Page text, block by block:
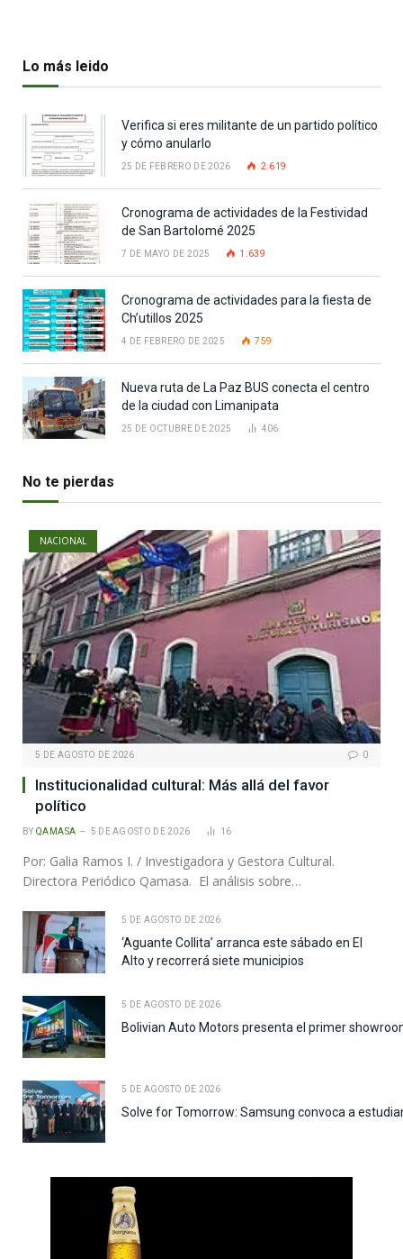
Lo más leido
Verifica si eres militante de un partido político
y cómo anularlo
25 DE FEBRERO DE 2026 2.619
Cronograma de actividades de la Festividad
de San Bartolomé 2025
7 DE MAYO DE 2025 1.639
Cronograma de actividades para la fiesta de
Ch’utillos 2025
4 DE FEBRERO DE 2025 759
Nueva ruta de La Paz BUS conecta el centro
de la ciudad con Limanipata
25 DE OCTUBRE DE 2025 406
No te pierdas
NACIONAL
5 DE AGOSTO DE 2026 0
Institucionalidad cultural: Más allá del favor
político
BY QAMASA 5 DE AGOSTO DE 2026 16
Por: Galia Ramos I. / Investigadora y Gestora Cultural.
Directora Periódico Qamasa. El análisis sobre…
5 DE AGOSTO DE 2026
‘Aguante Collita’ arranca este sábado en El
Alto y recorrerá siete municipios
5 DE AGOSTO DE 2026
Bolivian Auto Motors presenta el primer
5 DE AGOSTO DE 2026
Solve for Tomorrow: Samsung convoca a